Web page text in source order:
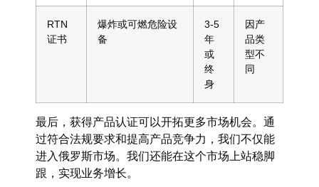
RTN
证书
爆炸或可燃危险设
备
3-5
年
或
终
身
因产
品类
型不
同
最后，获得产品认证可以开拓更多市场机会。通
过符合法规要求和提高产品竞争力，我们不仅能
进入俄罗斯市场。我们还能在这个市场上站稳脚
跟，实现业务增长。